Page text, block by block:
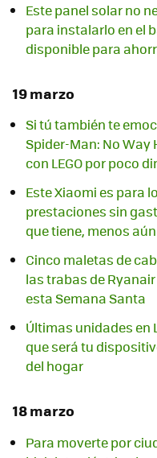
Este panel solar no
para instalarlo en el
disponible para
19 marzo
Si tú también te
Spider-Man: No Way
con LEGO por poco
Este Xiaomi es para
prestaciones sin
que tiene, menos aún
Cinco maletas de
las trabas de
esta Semana Santa
Últimas unidades en
que será tu
del hogar
18 marzo
Para moverte por